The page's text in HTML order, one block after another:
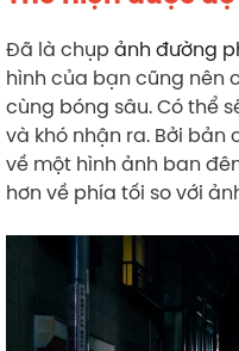
Đã là chụp ảnh đường
hình của bạn cũng nên
cùng bóng sâu. Có thể
và khó nhận ra. Bởi
về một hình ảnh ban
hơn về phía tối so với